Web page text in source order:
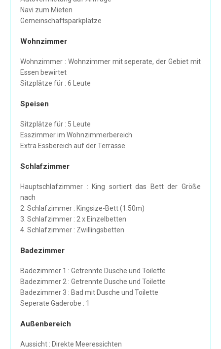
Navi zum Mieten
Gemeinschaftsparkplätze
Wohnzimmer
Wohnzimmer : Wohnzimmer mit seperate, der Gebiet mit
Essen bewirtet
Sitzplätze für : 6 Leute
Speisen
Sitzplätze für : 5 Leute
Esszimmer im Wohnzimmerbereich
Extra Essbereich auf der Terrasse
Schlafzimmer
Hauptschlafzimmer : King sortiert das Bett der Größe
nach
2. Schlafzimmer : Kingsize-Bett (1.50m)
3. Schlafzimmer : 2 x Einzelbetten
4. Schlafzimmer : Zwillingsbetten
Badezimmer
Badezimmer 1 : Getrennte Dusche und Toilette
Badezimmer 2 : Getrennte Dusche und Toilette
Badezimmer 3 : Bad mit Dusche und Toilette
Seperate Gaderobe : 1
Außenbereich
Aussicht : Direkte Meeressichten